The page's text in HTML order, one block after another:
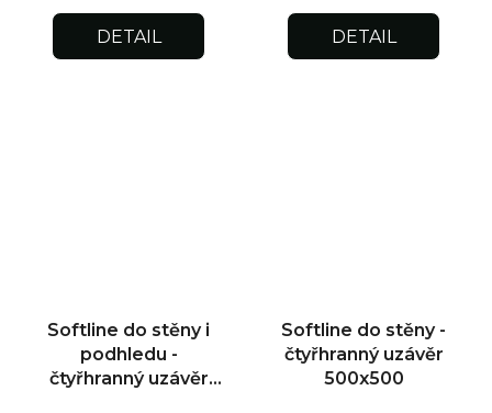
DETAIL DETAIL
Softline do stěny i
podhledu -
čtyřhranný uzávěr
Softline do stěny -
čtyřhranný uzávěr
500x500